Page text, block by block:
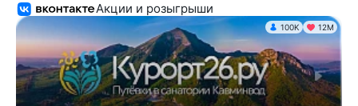
Акции и розыгрыши
100K 12М